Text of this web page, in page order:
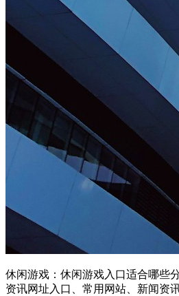
休闲游戏：休闲游戏入口适合哪些
资讯网址入口、常用网站、新闻资